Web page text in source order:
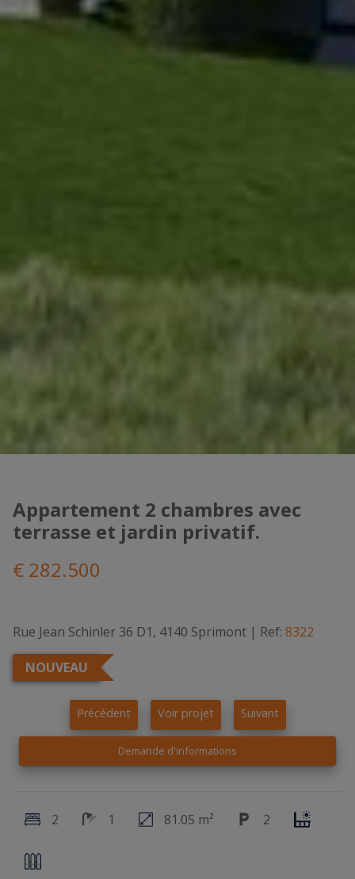
Appartement 2 chambres avec
terrasse et jardin privatif.
€ 282.500
Rue Jean Schinler 36 D1, 4140 Sprimont | Ref: 8322
NOUVEAU
Précédent Voir projet Suivant
Demande d'informations
2 1 81.05 m² 2